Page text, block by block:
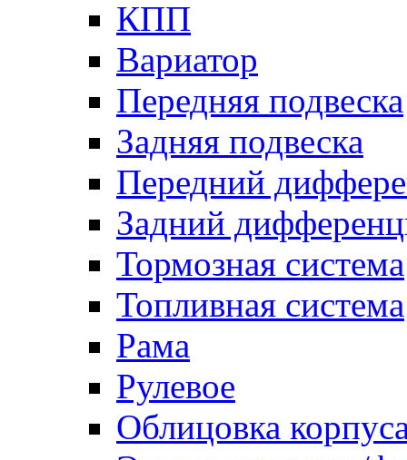
КПП
Вариатор
Передняя подвеска
Задняя подвеска
Передний
Задний
Тормозная система
Топливная система
Рама
Рулевое
Облицовка